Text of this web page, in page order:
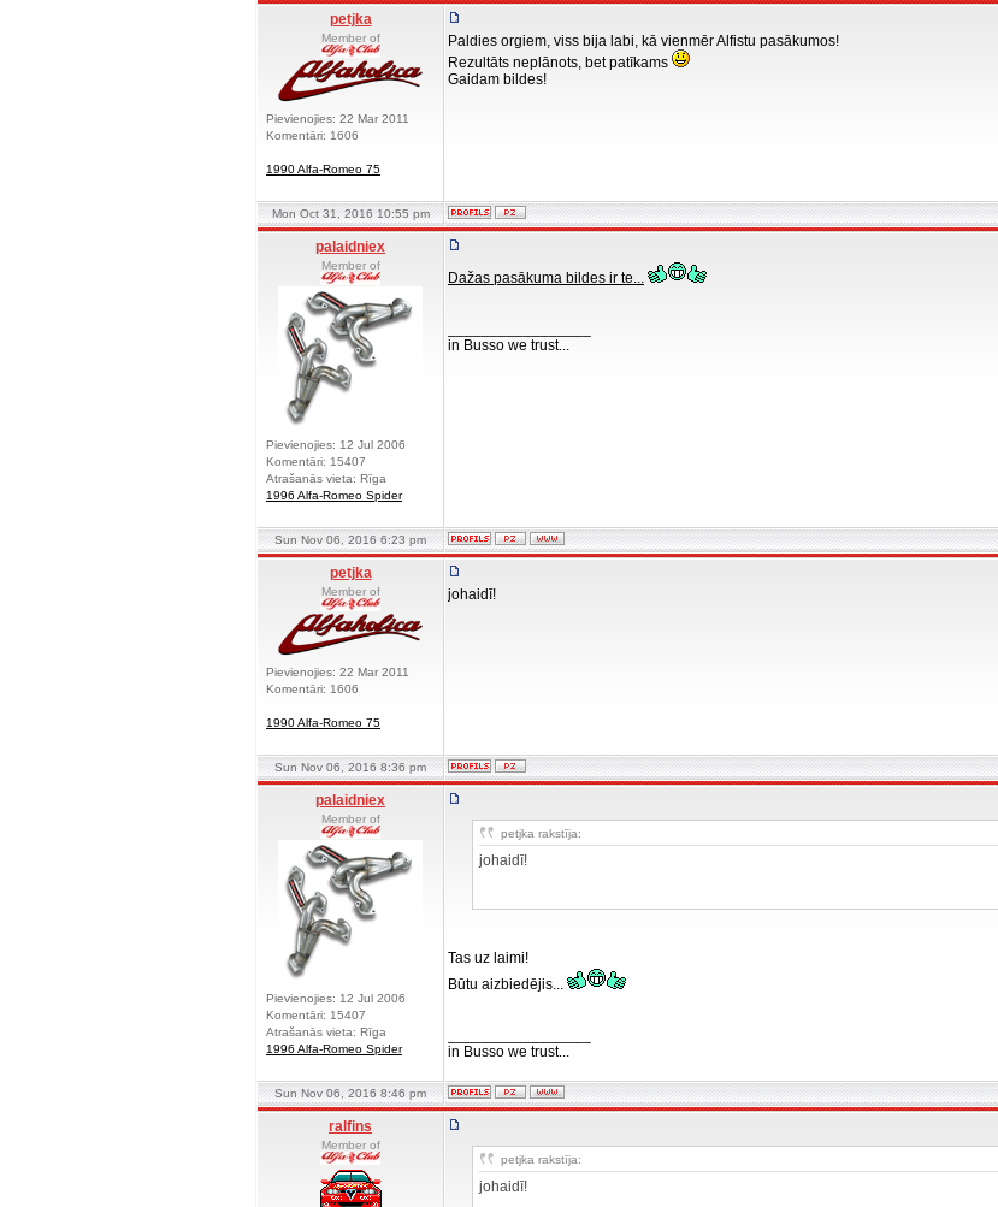
petjka
Member of
Pievienojies: 22 Mar 2011
Komentāri: 1606
1990 Alfa-Romeo 75
Paldies orgiem, viss bija labi, kā vienmēr Alfistu pasākumos!
Rezultāts neplānots, bet patīkams
Gaidam bildes!
Mon Oct 31, 2016 10:55 pm
palaidniex
Member of
Pievienojies: 12 Jul 2006
Komentāri: 15407
Atrašanās vieta: Rīga
1996 Alfa-Romeo Spider
Dažas pasākuma bildes ir te...
in Busso we trust...
Sun Nov 06, 2016 6:23 pm
petjka
Member of
Pievienojies: 22 Mar 2011
Komentāri: 1606
1990 Alfa-Romeo 75
johaidī!
Sun Nov 06, 2016 8:36 pm
palaidniex
Member of
Pievienojies: 12 Jul 2006
Komentāri: 15407
Atrašanās vieta: Rīga
1996 Alfa-Romeo Spider
petjka rakstīja:
johaidī!
Tas uz laimi!
Būtu aizbiedējis...
in Busso we trust...
Sun Nov 06, 2016 8:46 pm
ralfins
Member of
petjka rakstīja:
johaidī!